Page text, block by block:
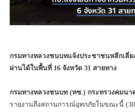
กรมทางหลวงชนบทแจ้งประชาชนหลีกเลี่ย
ผ่านได้ในพื้นที่ 16 จังหวัด 31 สายทาง
กรมทางหลวงชนบท (ทช.) กระทรวงคมนา
รายงานถึงสถานการณ์อุทกภัยในขณะนี้ (30